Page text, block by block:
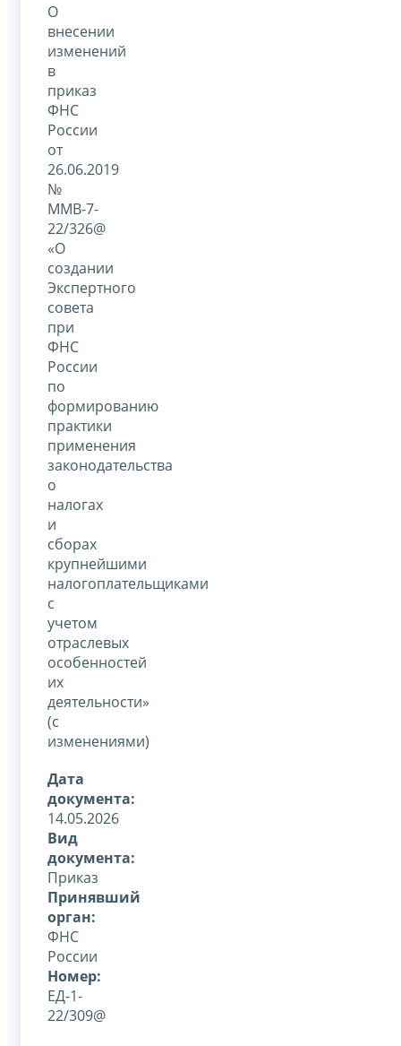
О
внесении
изменений
в
приказ
ФНС
России
от
26.06.2019
№
ММВ-7-
22/326@
«О
создании
Экспертного
совета
при
ФНС
России
по
формированию
практики
применения
законодательства
о
налогах
и
сборах
крупнейшими
налогоплательщиками
с
учетом
отраслевых
особенностей
их
деятельности»
(с
изменениями)
Дата
документа:
14.05.2026
Вид
документа:
Приказ
Принявший
орган:
ФНС
России
Номер:
ЕД-1-
22/309@